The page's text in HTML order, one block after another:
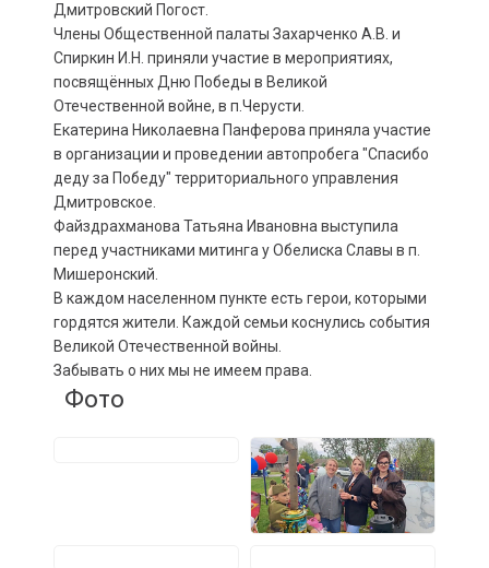
Дмитровский Погост.
Члены Общественной палаты Захарченко А.В. и
Спиркин И.Н. приняли участие в мероприятиях,
посвящённых Дню Победы в Великой
Отечественной войне, в п.Черусти.
Екатерина Николаевна Панферова приняла участие
в организации и проведении автопробега "Спасибо
деду за Победу" территориального управления
Дмитровское.
Файздрахманова Татьяна Ивановна выступила
перед участниками митинга у Обелиска Славы в п.
Мишеронский.
В каждом населенном пункте есть герои, которыми
гордятся жители. Каждой семьи коснулись события
Великой Отечественной войны.
Забывать о них мы не имеем права.
Фото